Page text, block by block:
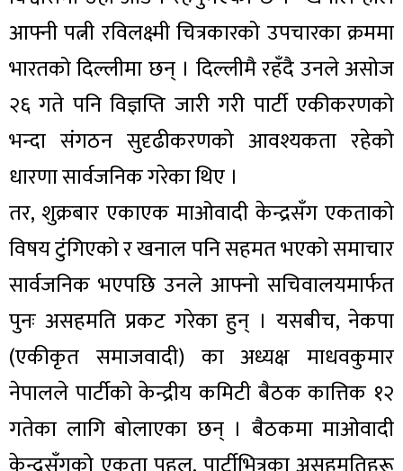
आफ्नी पत्नी रविलक्ष्मी चित्रकारको उपचारका क्रममा
भारतको दिल्लीमा छन् । दिल्लीमै रहँदै उनले असोज
२६ गते पनि विज्ञप्ति जारी गरी पार्टी एकीकरणको
भन्दा संगठन सुदृढीकरणको आवश्यकता रहेको
धारणा सार्वजनिक गरेका थिए ।
तर, शुक्रबार एकाएक माओवादी केन्द्रसँग एकताको
विषय टुंगिएको र खनाल पनि सहमत भएको समाचार
सार्वजनिक भएपछि उनले आफ्नो सचिवालयमार्फत
पुनः असहमति प्रकट गरेका हुन् । यसबीच, नेकपा
(एकीकृत समाजवादी) का अध्यक्ष माधवकुमार
नेपालले पार्टीको केन्द्रीय कमिटी बैठक कात्तिक १२
गतेका लागि बोलाएका छन् । बैठकमा माओवादी